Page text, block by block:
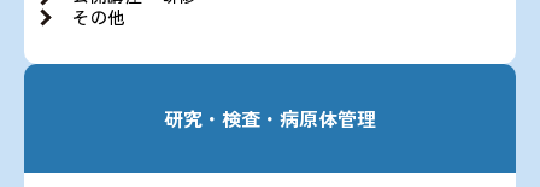
その他
研究・検査・病原体管理